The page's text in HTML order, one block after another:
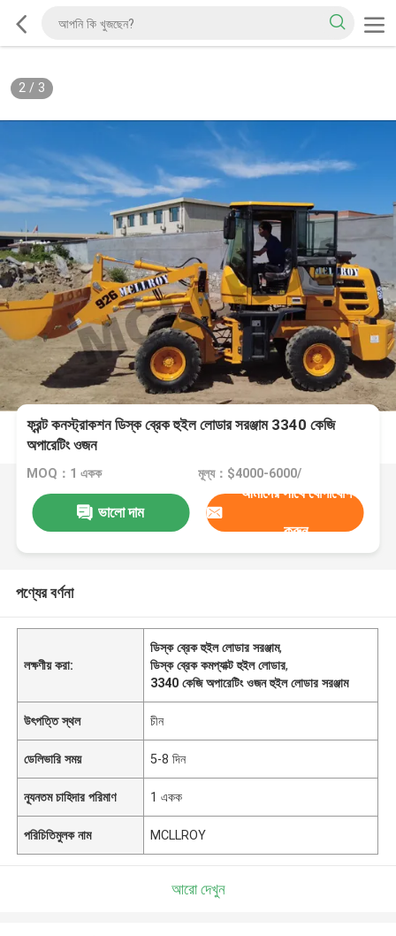
2/ 3
ফ্রন্ট কনস্ট্রাকশন ডিস্ক ব্রেক হুইল লোডার সরঞ্জাম 3340 কেজি
অপারেটিং ওজন
MOQ：1 একক মূল্য：$4000-6000/
ভালো দাম
আমাদের সাথে যোগাযোগ
করুন
পণ্যের বর্ণনা
লক্ষণীয় করা:
ডিস্ক ব্রেক হুইল লোডার সরঞ্জাম,
ডিস্ক ব্রেক কমপ্যাক্ট হুইল লোডার,
3340 কেজি অপারেটিং ওজন হুইল লোডার সরঞ্জাম
উৎপত্তি স্থল চীন
ডেলিভারি সময় 5-8 দিন
ন্যূনতম চাহিদার পরিমাণ 1 একক
পরিচিতিমুলক নাম MCLLROY
আরো দেখুন